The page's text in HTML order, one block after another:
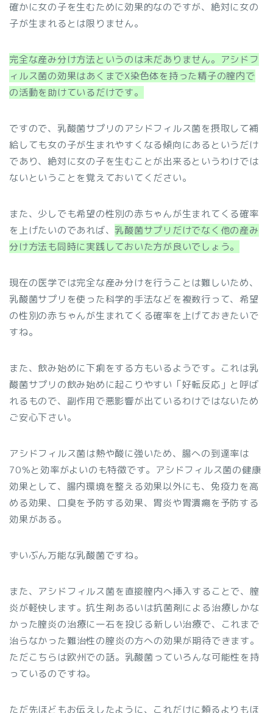
確かに女の子を生むために効果的なのですが、絶対に女の
子が生まれるとは限りません。
完全な産み分け方法というのは未だありません。アシドフ
ィルス菌の効果はあくまでX染色体を持った精子の膣内で
の活動を助けているだけです。
ですので、乳酸菌サプリのアシドフィルス菌を摂取して補
給しても女の子が生まれやすくなる傾向にあるというだけ
であり、絶対に女の子を生むことが出来るというわけでは
ないということを覚えておいてください。
また、少しでも希望の性別の赤ちゃんが生まれてくる確率
を上げたいのであれば、乳酸菌サプリだけでなく他の産み
分け方法も同時に実践しておいた方が良いでしょう。
現在の医学では完全な産み分けを行うことは難しいため、
乳酸菌サプリを使った科学的手法などを複数行って、希望
の性別の赤ちゃんが生まれてくる確率を上げておきたいで
すね。
また、飲み始めに下痢をする方もいるようです。これは乳
酸菌サプリの飲み始めに起こりやすい「好転反応」と呼ば
れるもので、副作用で悪影響が出ているわけではないため
ご安心下さい。
アシドフィルス菌は熱や酸に強いため、腸への到達率は
70％と効率がよいのも特徴です。アシドフィルス菌の健康
効果として、腸内環境を整える効果以外にも、免疫力を高
める効果、口臭を予防する効果、胃炎や胃潰瘍を予防する
効果がある。
ずいぶん万能な乳酸菌ですね。
また、アシドフィルス菌を直接膣内へ挿入することで、膣
炎が軽快します。抗生剤あるいは抗菌剤による治療しかな
かった膣炎の治療に一石を投じる新しい治療で、これまで
治らなかった難治性の膣炎の方への効果が期待できます。
ただこちらは欧州での話。乳酸菌っていろんな可能性を持
っているのですね。
ただ先ほどもお伝えしたように、これだけに頼るよりもほ